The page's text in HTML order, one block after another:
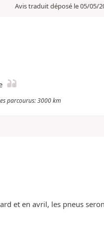
Avis traduit déposé le 05/05/
parcourus: 3000 km
et en avril, les pneus